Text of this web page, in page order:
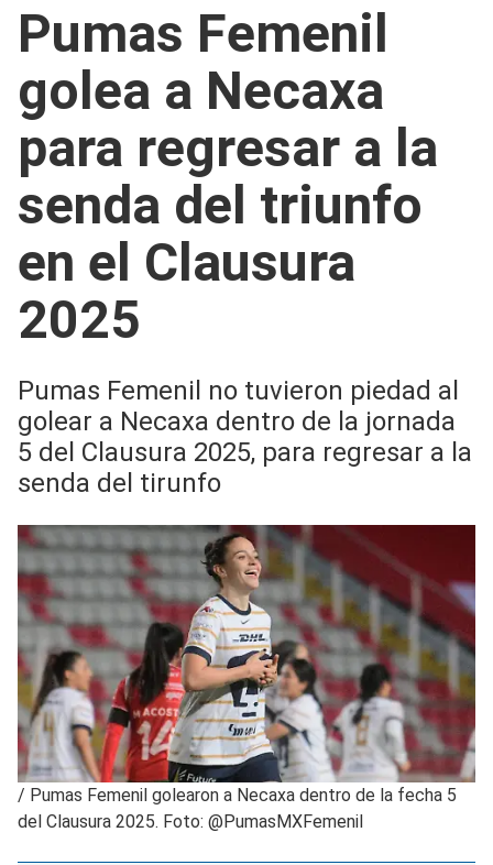
Pumas Femenil
golea a Necaxa
para regresar a la
senda del triunfo
en el Clausura
2025
Pumas Femenil no tuvieron piedad al
golear a Necaxa dentro de la jornada
5 del Clausura 2025, para regresar a la
senda del tirunfo
/ Pumas Femenil golearon a Necaxa dentro de la fecha 5
del Clausura 2025. Foto: @PumasMXFemenil